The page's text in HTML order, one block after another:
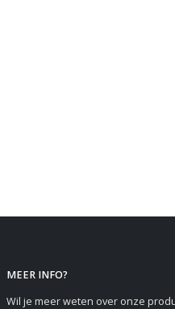
MEER INFO?
Wil je meer weten over onze